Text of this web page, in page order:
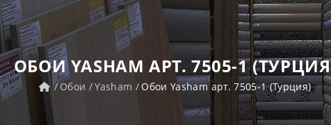
ОБОИ YASHAM АРТ. 7505-1
Обои Yasham Обои Yasham арт. 7505-1 (Турция)